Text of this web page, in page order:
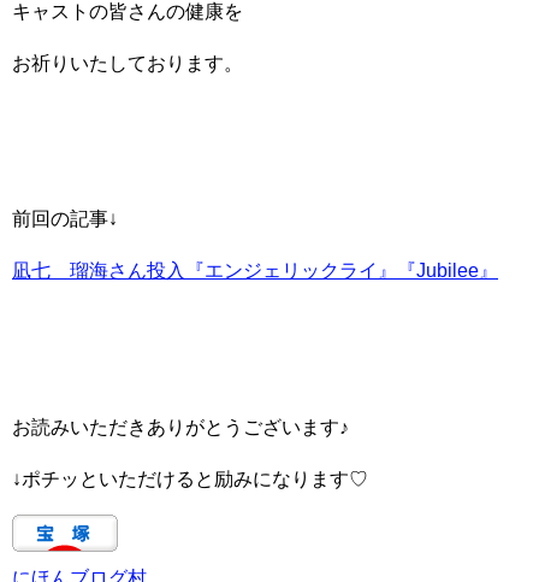
キャストの皆さんの健康を
お祈りいたしております。
前回の記事↓
凪七 瑠海さん投入『エンジェリックライ』『Jubilee』
お読みいただきありがとうございます♪
↓ポチッといただけると励みになります♡
にほんブログ村